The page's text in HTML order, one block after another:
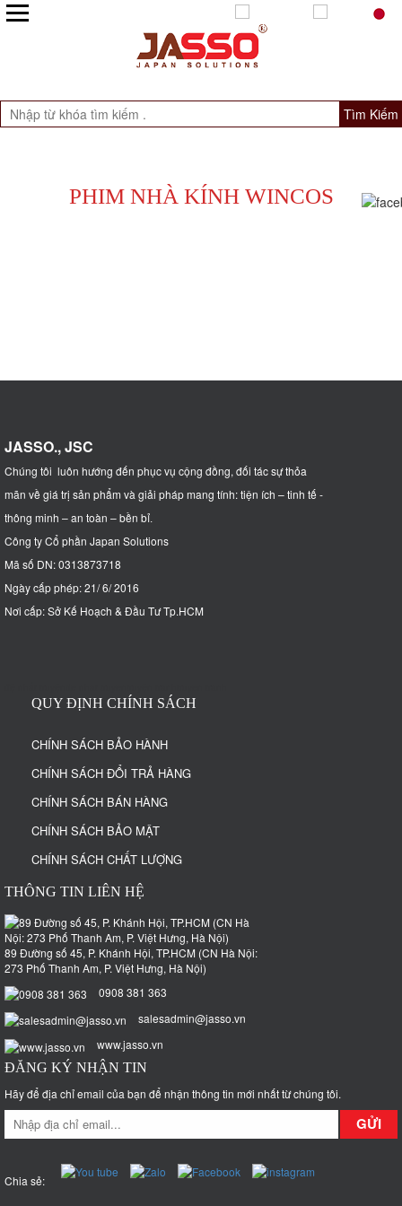
Tìm Kiếm
PHIM NHÀ KÍNH WINCOS
JASSO., JSC
Chúng tôi luôn hướng đến phục vụ cộng đồng, đối tác sự thỏa
mãn về giá trị sản phẩm và giải pháp mang tính: tiện ích – tinh tế -
thông minh – an toàn – bền bỉ
Công ty Cổ phần Japan Solutions
Mã số DN: 0313873718
Ngày cấp phép: 21/ 6/ 2016
Nơi cấp: Sở Kế Hoạch & Đầu Tư Tp.HCM
QUY ĐỊNH CHÍNH SÁCH
CHÍNH SÁCH BẢO HÀNH
CHÍNH SÁCH ĐỔI TRẢ HÀNG
CHÍNH SÁCH BÁN HÀNG
CHÍNH SÁCH BẢO MẬT
CHÍNH SÁCH CHẤT LƯỢNG
THÔNG TIN LIÊN HỆ
89 Đường số 45, P. Khánh Hội, TP.HCM (CN Hà Nội:
273 Phố Thanh Am, P. Việt Hưng, Hà Nội)
0908 381 363
salesadmin@jasso.vn
www.jasso.vn
ĐĂNG KÝ NHẬN TIN
Hãy để địa chỉ email của bạn để nhận thông tin mới nhất từ chúng tôi.
GỬI
Chia sẻ: